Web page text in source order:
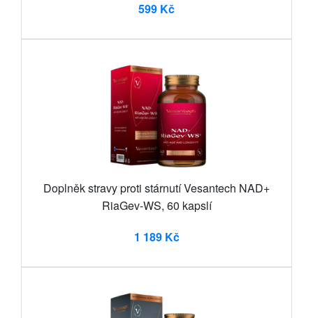
599 Kč
Doplněk stravy proti stárnutí Vesantech NAD+
RiaGev-WS, 60 kapslí
1 189 Kč